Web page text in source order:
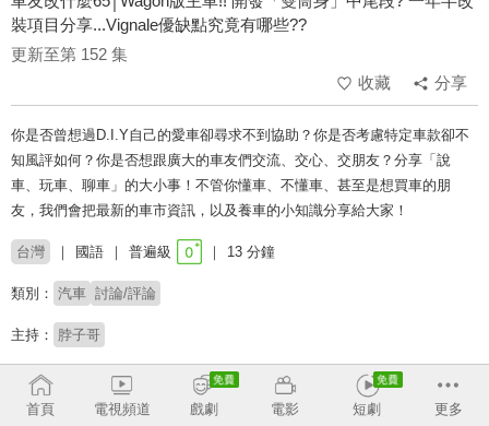
裝項目分享...Vignale優缺點究竟有哪些??
更新至第 152 集
收藏
分享
你是否曾想過D.I.Y自己的愛車卻尋求不到協助？你是否考慮特定車款卻不
知風評如何？你是否想跟廣大的車友們交流、交心、交朋友？分享「說
車、玩車、聊車」的大小事！不管你懂車、不懂車、甚至是想買車的朋
友，我們會把最新的車市資訊，以及養車的小知識分享給大家！
台灣 國語 普遍級 13 分鐘
類別： 汽車 討論/評論
主持： 脖子哥
收回
首頁
電視頻道 戲劇 電影 短劇 更多